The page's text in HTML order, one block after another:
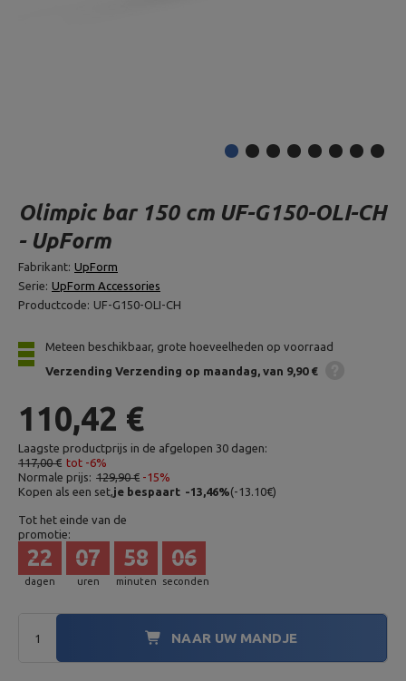
Olimpic bar 150 cm UF-G150-OLI-CH
- UpForm
Fabrikant: UpForm
Serie: UpForm Accessories
Productcode: UF-G150-OLI-CH
Meteen beschikbaar, grote hoeveelheden op voorraad
Verzending Verzending op maandag van 9,90 €
110,42 €
Laagste productprijs in de afgelopen 30 dagen:
117,00 € tot -6%
Normale prijs: 129,90 € -15%
Kopen als een set,je bespaart -13,46%(-13.10€)
Tot het einde van de
promotie:
dagen
22
uren
07
minuten
58
seconden
04
NAAR UW MANDJE